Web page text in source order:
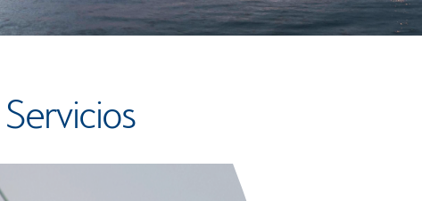
Servicios